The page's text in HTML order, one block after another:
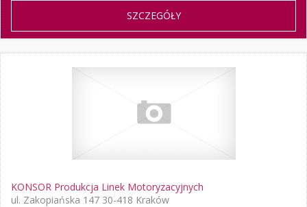
SZCZEGÓŁY
KONSOR Produkcja Linek Motoryzacyjnych
ul. Zakopiańska 147 30-418 Kraków